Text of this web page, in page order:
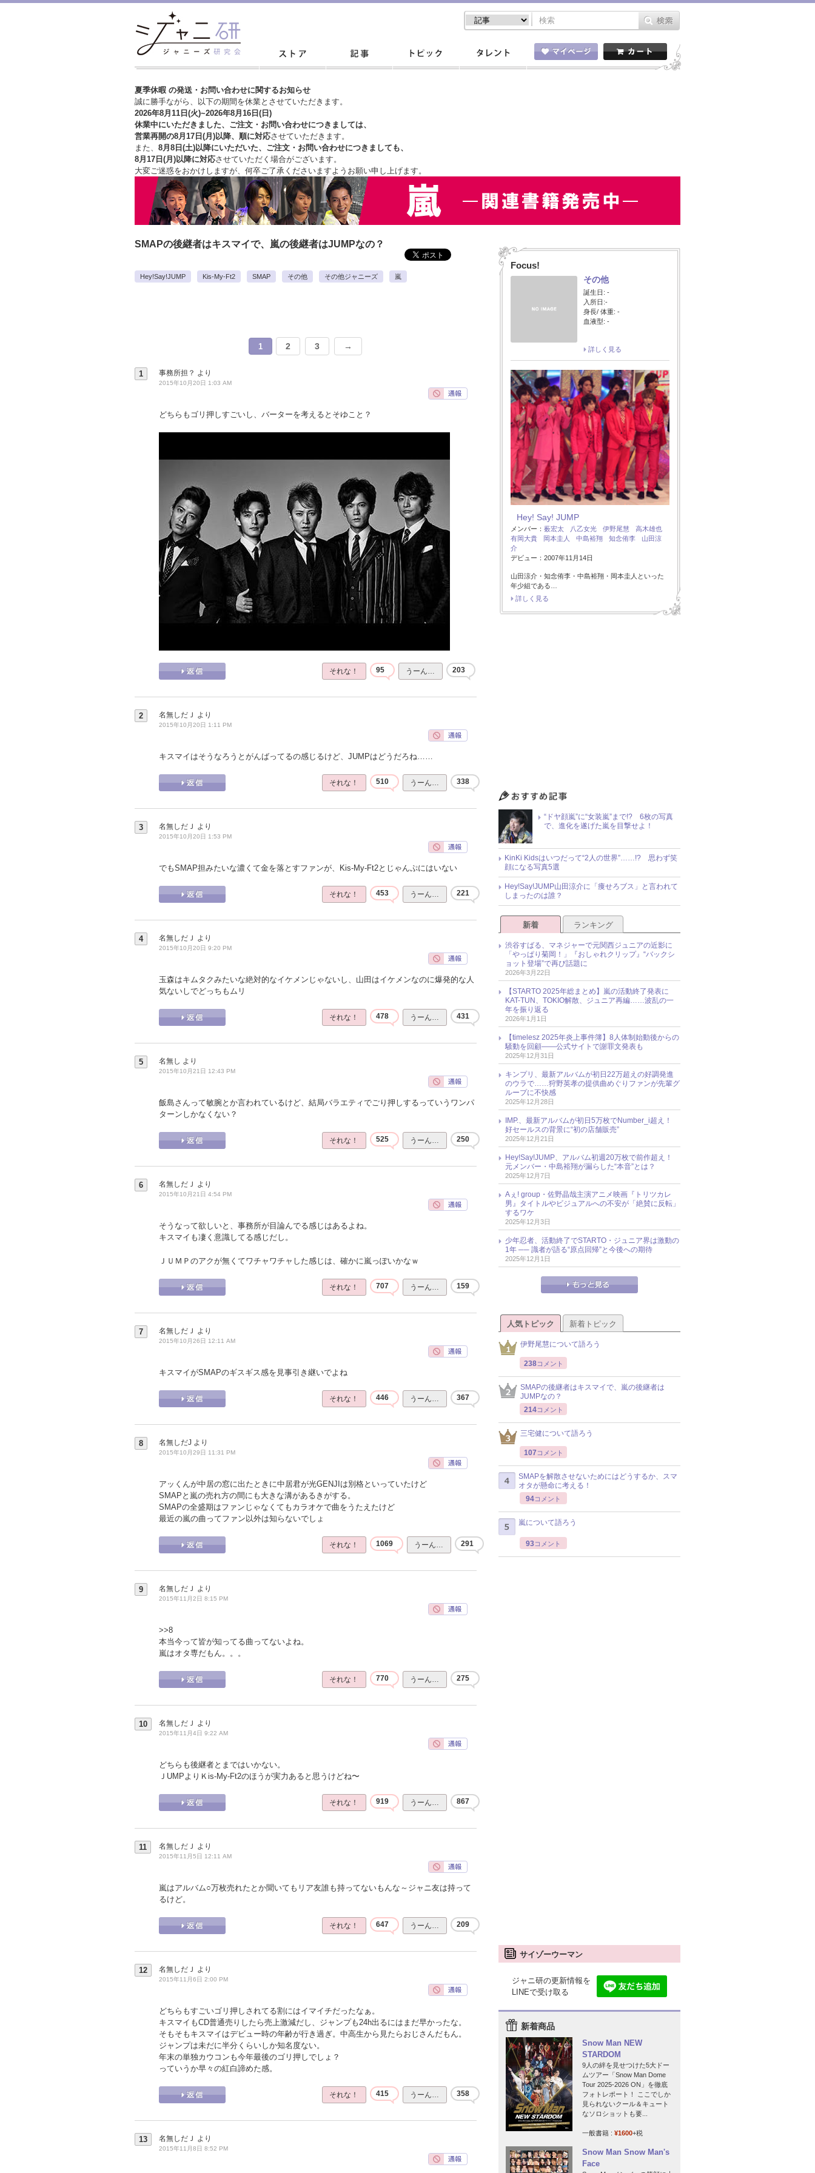
夏季休暇 の発送・お問い合わせに関するお知らせ
誠に勝手ながら、以下の期間を休業とさせていただきます。
2026年8月11日(火)~2026年8月16日(日)
休業中にいただきました、ご注文・お問い合わせにつきましては、
営業再開の8月17日(月)以降、順に対応させていただきます。
また、 8月8日(土)以降にいただいた、ご注文・ お問い合わせにつきましても、
8月17日(月)以降に対応させていただく場合がございます。
大変ご迷惑をおかけしますが、 何卒ご了承くださいますようお願い申し上げます。
SMAPの後継者はキスマイで、嵐の後継者はJUMPなの？
Hey!Say!JUMP Kis-My-Ft2 SMAP その他 その他ジャニーズ 嵐
1 2 3 →
1 事務所担？ より
2015年10月20日 1:03 AM
どちらもゴリ押しすごいし、バーターを考えるとそゆこと？
それな！ 95 うーん… 203
2 名無しだＪ より
2015年10月20日 1:11 PM
キスマイはそうなろうとがんばってるの感じるけど、JUMPはどうだろね……
それな！ 510 うーん… 338
3 名無しだＪ より
2015年10月20日 1:53 PM
でもSMAP担みたいな濃くて金を落とすファンが、Kis-My-Ft2とじゃんぷにはいない
それな！ 453 うーん… 221
4 名無しだＪ より
2015年10月20日 9:20 PM
玉森はキムタクみたいな絶対的なイケメンじゃないし、山田はイケメンなのに爆発的な人
気ないしでどっちもムリ
それな！ 478 うーん… 431
5 名無し より
2015年10月21日 12:43 PM
飯島さんって敏腕とか言われているけど、結局バラエティでごり押しするっていうワンパ
ターンしかなくない？
それな！ 525 うーん… 250
6 名無しだＪ より
2015年10月21日 4:54 PM
そうなって欲しいと、事務所が目論んでる感じはあるよね。
キスマイも凄く意識してる感じだし。
ＪＵＭＰのアクが無くてワチャワチャした感じは、確かに嵐っぽいかなｗ
それな！ 707 うーん… 159
7 名無しだＪ より
2015年10月26日 12:11 AM
キスマイがSMAPのギスギス感を見事引き継いでよね
それな！ 446 うーん… 367
8 名無しだJ より
2015年10月29日 11:31 PM
アッくんが中居の窓に出たときに中居君が光GENJIは別格といっていたけど
SMAPと嵐の売れ方の間にも大きな溝があるきがする。
SMAPの全盛期はファンじゃなくてもカラオケで曲をうたえたけど
最近の嵐の曲ってファン以外は知らないでしょ
それな！ 1069 うーん… 291
9 名無しだＪ より
2015年11月2日 8:15 PM
>>8
本当今って皆が知ってる曲ってないよね。
嵐はオタ専だもん。。。
それな！ 770 うーん… 275
10 名無しだＪ より
2015年11月4日 9:22 AM
どちらも後継者とまではいかない。
ＪUMPよりＫis-My-Ft2のほうが実力あると思うけどね〜
それな！ 919 うーん… 867
11 名無しだＪ より
2015年11月5日 12:11 AM
嵐はアルバム○万枚売れたとか聞いてもリア友誰も持ってないもんな～ジャニ友は持って
るけど。
それな！ 647 うーん… 209
12 名無しだＪ より
2015年11月6日 2:00 PM
どちらもすごいゴリ押しされてる割にはイマイチだったなぁ。
キスマイもCD普通売りしたら売上激減だし、ジャンプも24h出るにはまだ早かったな。
そもそもキスマイはデビュー時の年齢が行き過ぎ。中高生から見たらおじさんだもん。
ジャンプは未だに半分くらいしか知名度ない。
年末の単独カウコンも今年最後のゴリ押しでしょ？
っていうか早々の紅白諦めた感。
それな！ 415 うーん… 358
13 名無しだＪ より
2015年11月8日 8:52 PM
Focus!
その他
誕生日: -
入所日:-
身長/ 体重: -
血液型: -
詳しく見る
Hey! Say! JUMP
メンバー： 薮宏太 八乙女光 伊野尾慧
高木雄也
有岡大貴
岡本圭人 中島裕翔 知念侑李
山田涼
介
デビュー：2007年11月14日
山田涼介・知念侑李・中島裕翔・岡本圭人といった
年少組である…
詳しく見る
“ドヤ顔嵐”に“女装嵐”まで!? 6枚の写真
で、進化を遂げた嵐を目撃せよ！
KinKi Kidsはいつだって“2人の世界”……!? 思わず笑
顔になる写真5選
Hey!Say!JUMP山田涼介に「痩せろブス」と言われて
しまったのは誰？
新着 ランキング
渋谷すばる、マネジャーで元関西ジュニアの近影に
「やっぱり菊岡！」『おしゃれクリップ』“バックシ
ョット登場”で再び話題に
2026年3月22日
【STARTO 2025年総まとめ】嵐の活動終了発表に
KAT-TUN、TOKIO解散、ジュニア再編……波乱の一
年を振り返る
2026年1月1日
【timelesz 2025年炎上事件簿】8人体制始動後からの
騒動を回顧――公式サイトで謝罪文発表も
2025年12月31日
キンプリ、最新アルバムが初日22万超えの好調発進
のウラで……狩野英孝の提供曲めぐりファンが先輩グ
ループに不快感
2025年12月28日
IMP.、最新アルバムが初日5万枚でNumber_i超え！
好セールスの背景に“初の店舗販売”
2025年12月21日
Hey!Say!JUMP、アルバム初週20万枚で前作超え！
元メンバー・中島裕翔が漏らした“本音”とは？
2025年12月7日
Aぇ! group・佐野晶哉主演アニメ映画『トリツカレ
男』タイトルやビジュアルへの不安が「絶賛に反転」
するワケ
2025年12月3日
少年忍者、活動終了でSTARTO・ジュニア界は激動の
1年 ── 識者が語る“原点回帰”と今後への期待
2025年12月1日
人気トピック 新着トピック
伊野尾慧について語ろう
238コメント
SMAPの後継者はキスマイで、嵐の後継者は
JUMPなの？
214コメント
三宅健について語ろう
107 コメント
SMAPを解散させないためにはどうするか、スマ
オタが懸命に考える！
94コメント
嵐について語ろう
93コメント
サイゾーウーマン
ジャニ研の更新情報を
LINEで受け取る
新着商品
Snow Man NEW
STARDOM
9人の絆を見せつけた5大ドー
ムツアー「Snow Man Dome
Tour 2025-2026 ON」を徹底
フォトレポート！ ここでしか
見られないクール＆キュート
なソロショットも要...
一般書籍 : ¥1600+税
Snow Man Snow Man's
Face